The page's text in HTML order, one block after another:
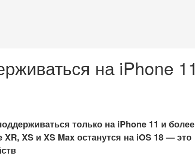
на iPhone 11
только на iPhone 11 и более
XS и XS Max останутся на iOS 18 — это